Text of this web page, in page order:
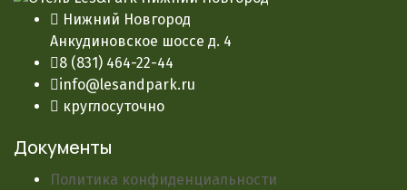
Нижний Новгород
Анкудиновское шоссе д. 4
8 (831) 464-22-44
info@lesandpark.ru
круглосуточно
Документы
Политика конфиденциальности